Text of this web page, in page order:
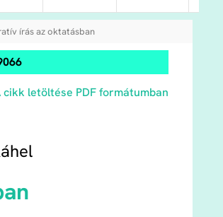
írás az oktatásban
cikk letöltése PDF formátumban